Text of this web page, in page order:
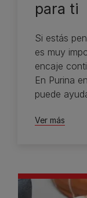
para ti
Si estás
es muy
encaje
En Purina
puede
Ver más